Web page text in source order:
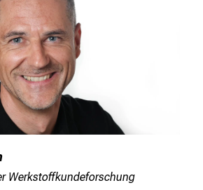
Werkstoffkundeforschung